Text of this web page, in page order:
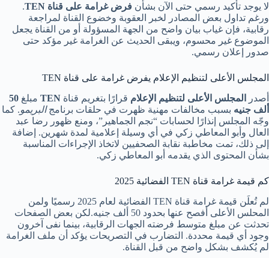
لا يوجد تأكيد رسمي حتى الآن بشأن فرض غرامة على قناة TEN
.
ورغم تداول بعض المصادر لخبر العقوبة وخضوع القناة لمراجعة
رقابية، فإن غياب بيان واضح من الجهة المسؤولة أو من القناة يجعل
الموضوع غير محسوم، ويبقى الحديث عن الغرامة غير مؤكد حتى
صدور إعلان رسمي.
المجلس الأعلى لتنظيم الإعلام يفرض غرامة على قناة TEN
أصدر
المجلس الأعلى لتنظيم الإعلام قرارًا بتغريم قناة TEN مبلغ 50
ألف جنيه بسبب مخالفات مهنية ظهرت في حلقات برنامجالبريمو. كما
وجّه المجلس إنذارًا لحسابات “نجم الجماهير”، ومنع ظهور رضا عبد
العال وأبو المعاطي زكي في أي وسيلة إعلامية لمدة شهرين. إضافة
إلى ذلك، تمت مخاطبة نقابة الصحفيين لاتخاذ الإجراءات المناسبة
بشأن المحتوى الذي يقدمه أبو المعاطي زكي.
كم قيمة غرامة قناة TEN الفضائية 2025
لم تُعلَن قيمة غرامة قناة TEN الفضائية لعام 2025 رسميًا ولمن
المحلس الأعلى أفصح عنها بحدود 50 ألف جنيه.لكن بعض الصفحات
تحدثت عن مبلغ متوسط فرضته الجهات الرقابية، بينما نفى آخرون
وجود أي قيمة محددة. التضارب في التصريحات يؤكد أن ملف الغرامة
لم يُكشف بشكل واضح من قبل القناة.